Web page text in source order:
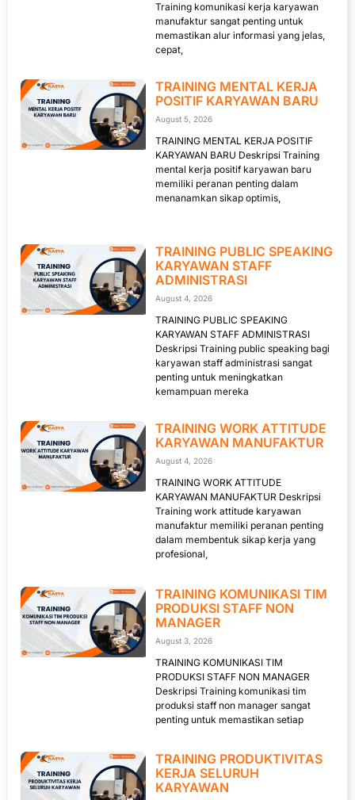
Training komunikasi kerja karyawan
manufaktur sangat penting untuk
memastikan alur informasi yang jelas,
cepat,
TRAINING MENTAL KERJA
POSITIF KARYAWAN BARU
August 5, 2026
TRAINING MENTAL KERJA POSITIF
KARYAWAN BARU Deskripsi Training
mental kerja positif karyawan baru
memiliki peranan penting dalam
menanamkan sikap optimis,
TRAINING PUBLIC SPEAKING
KARYAWAN STAFF
ADMINISTRASI
August 4, 2026
TRAINING PUBLIC SPEAKING
KARYAWAN STAFF ADMINISTRASI
Deskripsi Training public speaking bagi
karyawan staff administrasi sangat
penting untuk meningkatkan
kemampuan mereka
TRAINING WORK ATTITUDE
KARYAWAN MANUFAKTUR
August 4, 2026
TRAINING WORK ATTITUDE
KARYAWAN MANUFAKTUR Deskripsi
Training work attitude karyawan
manufaktur memiliki peranan penting
dalam membentuk sikap kerja yang
profesional,
TRAINING KOMUNIKASI TIM
PRODUKSI STAFF NON
MANAGER
August 3, 2026
TRAINING KOMUNIKASI TIM
PRODUKSI STAFF NON MANAGER
Deskripsi Training komunikasi tim
produksi staff non manager sangat
penting untuk memastikan setiap
TRAINING PRODUKTIVITAS
KERJA SELURUH
KARYAWAN